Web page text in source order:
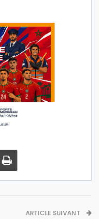
ARTICLE SUIVANT